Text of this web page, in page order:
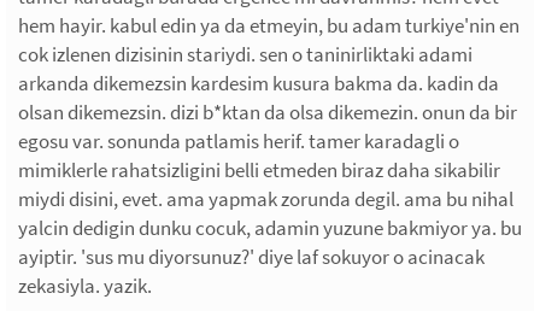
hem hayir. kabul edin ya da etmeyin, bu adam turkiye'nin en
cok izlenen dizisinin stariydi. sen o taninirliktaki adami
arkanda dikemezsin kardesim kusura bakma da. kadin da
olsan dikemezsin. dizi b*ktan da olsa dikemezin. onun da bir
egosu var. sonunda patlamis herif. tamer karadagli o
mimiklerle rahatsizligini belli etmeden biraz daha sikabilir
miydi disini, evet. ama yapmak zorunda degil. ama bu nihal
yalcin dedigin dunku cocuk, adamin yuzune bakmiyor ya. bu
ayiptir. 'sus mu diyorsunuz?' diye laf sokuyor o acinacak
zekasiyla. yazik.